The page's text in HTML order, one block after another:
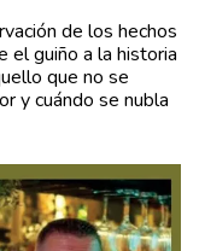
de los hechos
el guiño a la historia
que no se
y cuándo se nubla